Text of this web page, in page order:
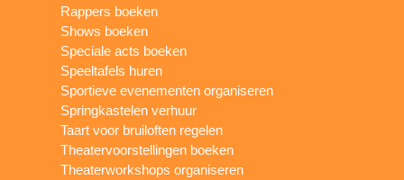
Rappers boeken
Shows boeken
Speciale acts boeken
Speeltafels huren
Sportieve evenementen organiseren
Springkastelen verhuur
Taart voor bruiloften regelen
Theatervoorstellingen boeken
Theaterworkshops organiseren